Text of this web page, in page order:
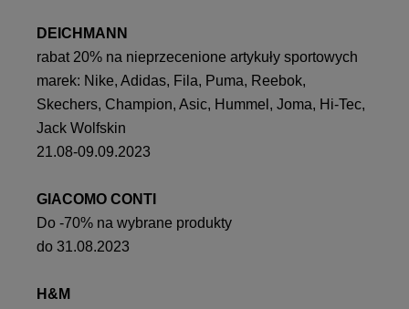
DEICHMANN
rabat 20% na nieprzecenione artykuły sportowych
marek: Nike, Adidas, Fila, Puma, Reebok,
Skechers, Champion, Asic, Hummel, Joma, Hi-Tec,
Jack Wolfskin
21.08-09.09.2023
GIACOMO CONTI
Do -70% na wybrane produkty
do 31.08.2023
H&M